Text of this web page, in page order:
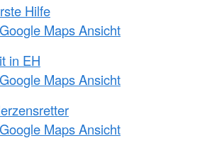
Hilfe
Maps Ansicht
in EH
Maps Ansicht
Maps Ansicht